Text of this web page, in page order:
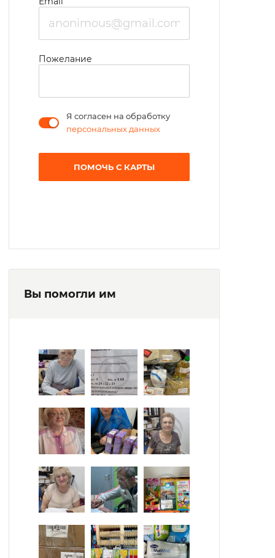
Пожелание
Я согласен на обработку
персональных данных
ПОМОЧЬ С КАРТЫ
Вы помогли им